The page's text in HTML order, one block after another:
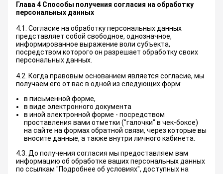
Глава 4 Способы получения согласия на обработку
персональных данных
4.1. Согласие на обработку персональных данных
представляет собой свободное, однозначное,
информированное выражение воли субъекта,
посредством которого он разрешает обработку своих
персональных данных.
4.2. Когда правовым основанием является согласие, мы
получаем его от вас в одной из следующих форм:
в письменной форме,
в виде электронного документа
в иной электронной форме - посредством
проставления вами отметки ("галочки" в чек-боксе)
на сайте на формах обратной связи, через которые вы
вносите данные, а также внутри личного кабинета.
4.3. До получения согласия мы предоставляем вам
информацию об обработке ваших персональных данных
по ссылкам "Подробнее об условиях", доступных на